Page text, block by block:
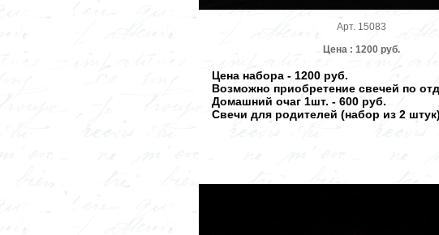
Арт. 15083
Цена : 1200 руб.
Цена набора - 1200 руб.
Возможно приобретение свечей по
Домашний очаг 1шт. - 600 руб.
Свечи для родителей (набор из 2